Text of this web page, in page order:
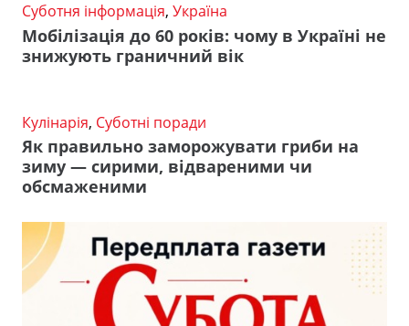
Суботня інформація, Україна
Мобілізація до 60 років: чому в Україні не
знижують граничний вік
Кулінарія, Суботні поради
Як правильно заморожувати гриби на
зиму — сирими, відвареними чи
обсмаженими